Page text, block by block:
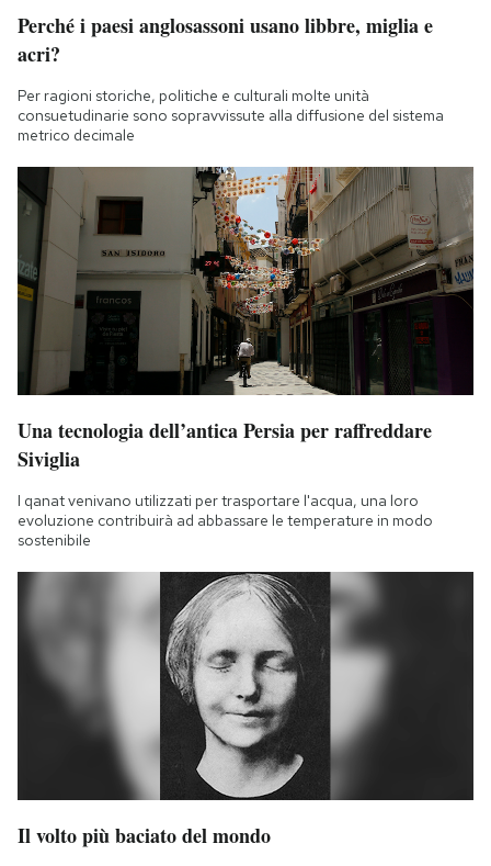
Notifiche mobile
Esci
Perché i paesi anglosassoni usano libbre, miglia e
acri?
Per ragioni storiche, politiche e culturali molte unità
consuetudinarie sono sopravvissute alla diffusione del sistema
metrico decimale
Una tecnologia dell’antica Persia per raffreddare
Siviglia
I qanat venivano utilizzati per trasportare l'acqua, una loro
evoluzione contribuirà ad abbassare le temperature in modo
sostenibile
Il volto più baciato del mondo